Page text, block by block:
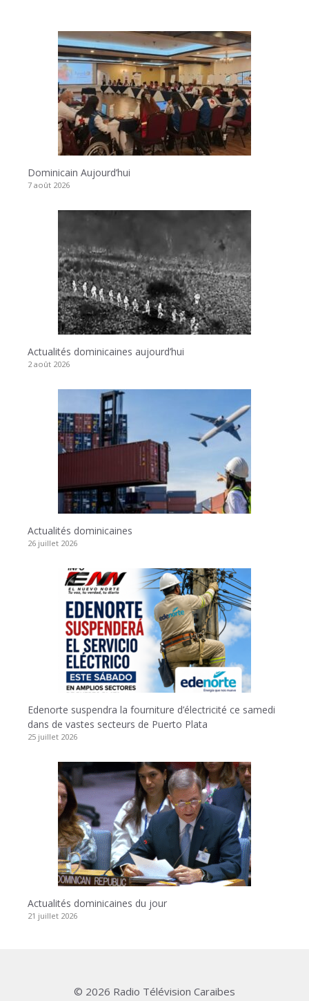
Dominicain Aujourd’hui
7 août 2026
Actualités dominicaines aujourd’hui
2 août 2026
Actualités dominicaines
26 juillet 2026
Edenorte suspendra la fourniture d’électricité ce samedi
dans de vastes secteurs de Puerto Plata
25 juillet 2026
Actualités dominicaines du jour
21 juillet 2026
© 2026 Radio Télévision Caraibes